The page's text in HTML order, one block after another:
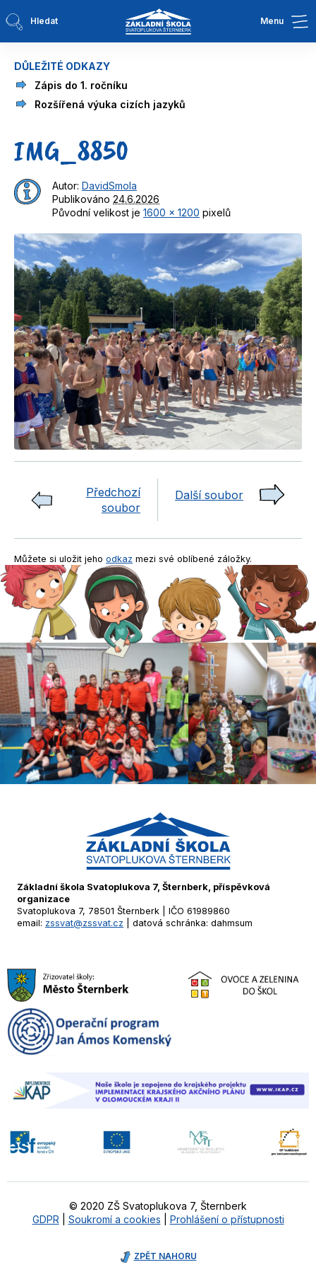
Hledat Menu
DŮLEŽITÉ ODKAZY
Zápis do 1. ročníku
Rozšířená výuka cizích jazyků
IMG_8850
Autor: DavidSmola
Publikováno 24.6.2026
Původní velikost je 1600 × 1200 pixelů
Předchozí
soubor
Další soubor
Můžete si uložit jeho odkaz mezi své oblíbené záložky.
Základní škola Svatoplukova 7, Šternberk, příspěvková
organizace
Svatoplukova 7, 78501 Šternberk | IČO 61989860
email: zssvat@zssvat.cz | datová schránka: dahmsum
© 2020 ZŠ Svatoplukova 7, Šternberk
GDPR| Soukromí a cookies Prohlášení o přístupnosti
ZPĚT NAHORU